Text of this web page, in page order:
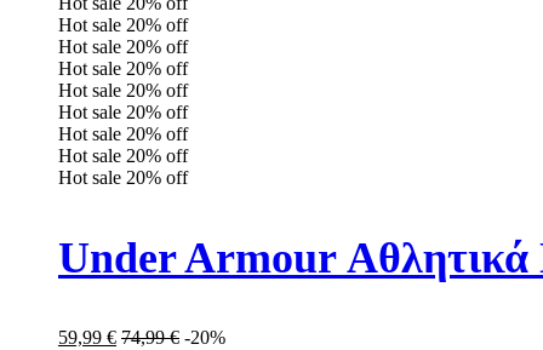
Hot sale 20% off
Hot sale 20% off
Hot sale 20% off
Hot sale 20% off
Hot sale 20% off
Hot sale 20% off
Hot sale 20% off
Hot sale 20% off
Under Armour Αθλητικά
59,99 € 74,99€ -20%